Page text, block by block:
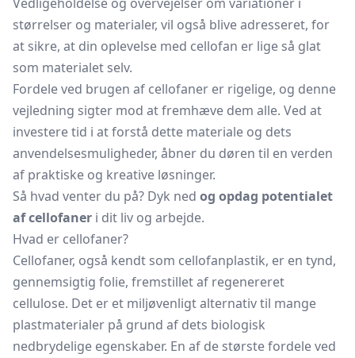
størrelser og materialer, vil også blive adresseret, for
at sikre, at din oplevelse med cellofan er lige så glat
som materialet selv.
Fordele ved brugen af cellofaner er rigelige, og denne
vejledning sigter mod at fremhæve dem alle. Ved at
investere tid i at forstå dette materiale og dets
anvendelsesmuligheder, åbner du døren til en verden
af praktiske og kreative løsninger.
Så hvad venter du på? Dyk ned og opdag potentialet
af cellofaner i dit liv og arbejde.
Hvad er cellofaner?
Cellofaner, også kendt som cellofanplastik, er en tynd,
gennemsigtig folie, fremstillet af regenereret
cellulose. Det er et miljøvenligt alternativ til mange
plastmaterialer på grund af dets biologisk
nedbrydelige egenskaber. En af de største fordele ved